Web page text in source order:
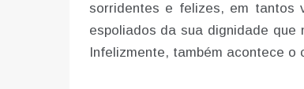
sorridentes e felizes, em tantos
espoliados da sua dignidade
Infelizmente, também acontece o